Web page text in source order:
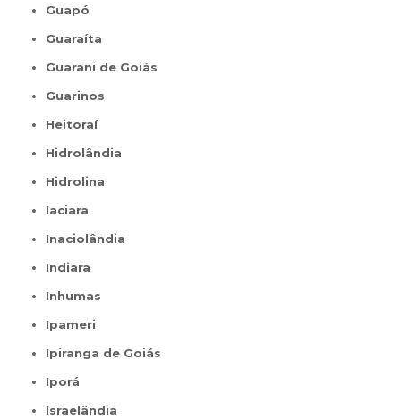
Guapó
Guaraíta
Guarani de Goiás
Guarinos
Heitoraí
Hidrolândia
Hidrolina
Iaciara
Inaciolândia
Indiara
Inhumas
Ipameri
Ipiranga de Goiás
Iporá
Israelândia